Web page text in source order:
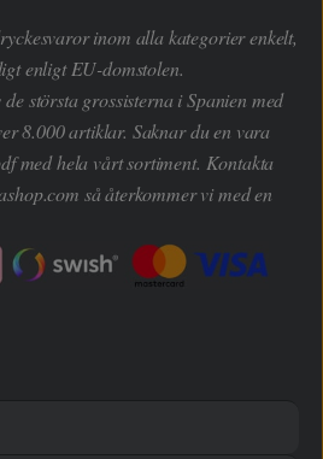
inom alla kategorier enkelt,
enligt EU-domstolen.
största grossisterna i Spanien med
8.000 artiklar. Saknar du en vara
med hela vårt sortiment. Kontakta
så återkommer vi med en